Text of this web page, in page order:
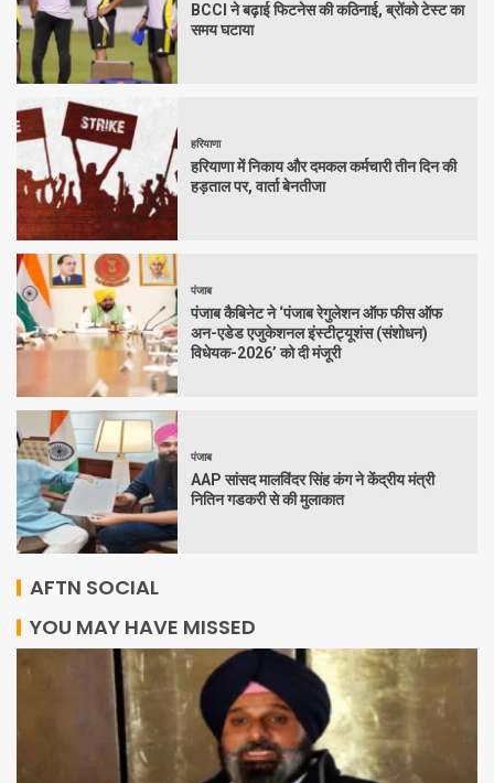
BCCI ने बढ़ाई फिटनेस की कठिनाई, ब्रोंको टेस्ट का
समय घटाया
हरियाणा
हरियाणा में निकाय और दमकल कर्मचारी तीन दिन की
हड़ताल पर, वार्ता बेनतीजा
पंजाब
पंजाब कैबिनेट ने ‘पंजाब रेगुलेशन ऑफ फीस ऑफ
अन-एडेड एजुकेशनल इंस्टीट्यूशंस (संशोधन)
विधेयक-2026’ को दी मंजूरी
पंजाब
AAP सांसद मालविंदर सिंह कंग ने केंद्रीय मंत्री
नितिन गडकरी से की मुलाकात
AFTN SOCIAL
YOU MAY HAVE MISSED